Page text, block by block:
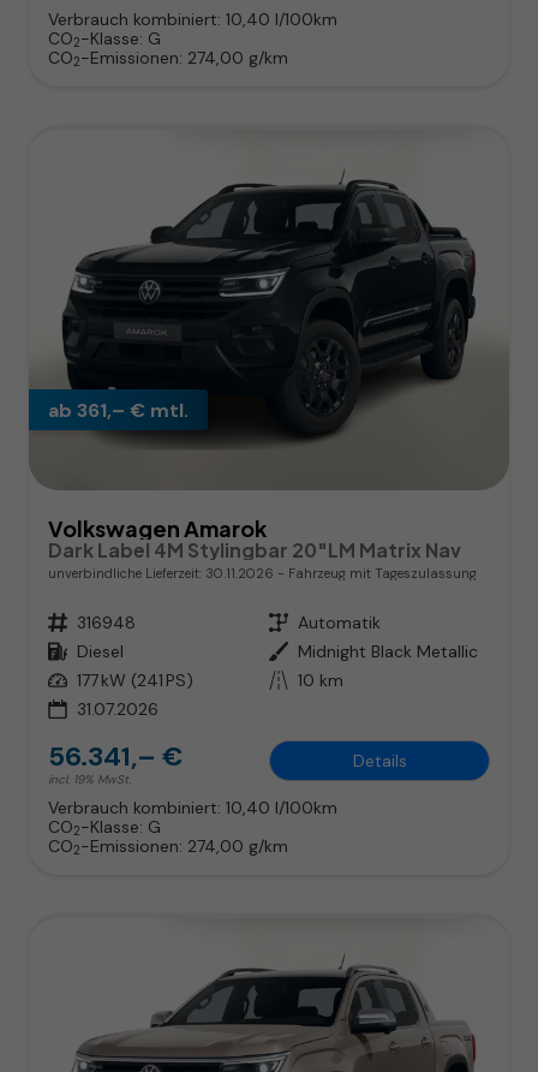
Verbrauch kombiniert: 10,40 l/100km
CO2-Klasse: G
CO2-Emissionen: 274,00 g/km
ab 361,– € mtl.
Volkswagen Amarok
Dark Label 4M Stylingbar 20"LM Matrix Nav
unverbindliche Lieferzeit: 30.11.2026 Fahrzeug mit Tageszulassung
Fahrzeugnr. 316948 Getriebe Automatik
Kraftstoff Diesel Außenfarbe Midnight Black Metallic
Leistung 177 kW (241 PS) Kilometerstand 10 km
31.07.2026
56.341,– €
incl. 19% MwSt.
Details
Verbrauch kombiniert: 10,40 l/100km
CO2-Klasse: G
CO2-Emissionen: 274,00 g/km